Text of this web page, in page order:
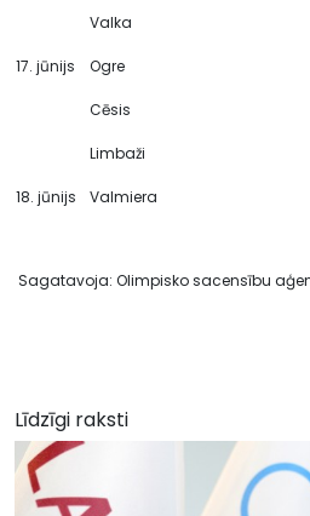
Valka
17. jūnijs Ogre
Cēsis
Limbaži
18. jūnijs Valmiera
Sagatavoja: Olimpisko sacensību
Līdzīgi raksti